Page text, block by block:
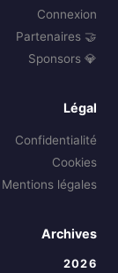
Connexion
🤝 Partenaires
💎 Sponsors
Légal
Confidentialité
Cookies
Mentions légales
Archives
2026